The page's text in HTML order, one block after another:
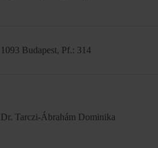
1093 Budapest, Pf.: 314
Dr. Tarczi-Ábrahám Dominika